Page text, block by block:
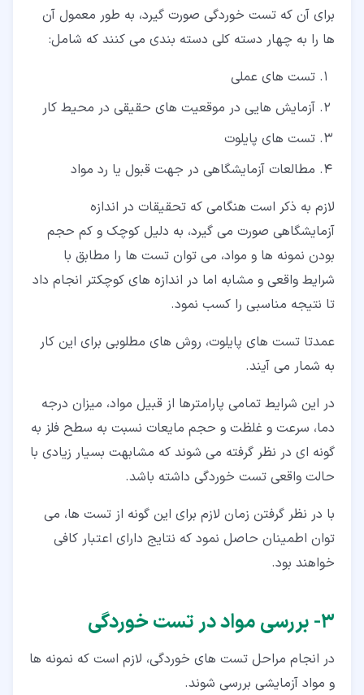
برای آن که تست خوردگی صورت گیرد، به طور معمول آن
ها را به چهار دسته کلی دسته بندی می کنند که شامل:
تست های عملی
آزمایش هایی در موقعیت های حقیقی در محیط کار
تست های پایلوت
مطالعات آزمایشگاهی در جهت قبول یا رد مواد
لازم به ذکر است هنگامی که تحقیقات در اندازه
آزمایشگاهی صورت می گیرد، به دلیل کوچک و کم حجم
بودن نمونه ها و مواد، می توان تست ها را مطابق با
شرایط واقعی و مشابه اما در اندازه های کوچکتر انجام داد
تا نتیجه مناسبی را کسب نمود.
عمدتا تست های پایلوت، روش های مطلوبی برای این کار
به شمار می آیند.
در این شرایط تمامی پارامترها از قبیل مواد، میزان درجه
دما، سرعت و غلظت و حجم مایعات نسبت به سطح فلز به
گونه ای در نظر گرفته می شوند که مشابهت بسیار زیادی با
حالت واقعی تست خوردگی داشته باشد.
با در نظر گرفتن زمان لازم برای این گونه از تست ها، می
توان اطمینان حاصل نمود که نتایج دارای اعتبار کافی
خواهند بود.
۳‏- بررسی مواد در تست خوردگی
در انجام مراحل تست های خوردگی، لازم است که نمونه ها
و مواد آزمایشی بررسی شوند.